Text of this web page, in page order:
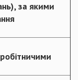
за якими